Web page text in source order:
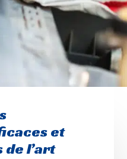
et
l’art